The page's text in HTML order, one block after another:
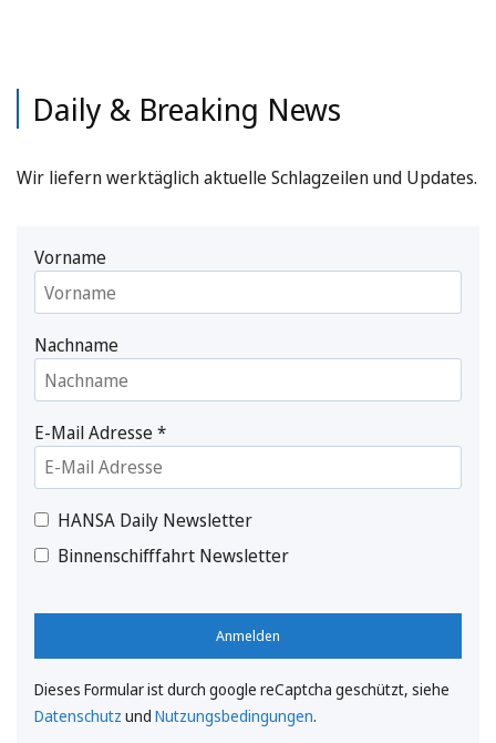
Daily & Breaking News
Wir liefern werktäglich aktuelle Schlagzeilen und Updates.
Vorname
Nachname
E-Mail Adresse*
HANSA Daily Newsletter
Binnenschifffahrt Newsletter
Anmelden
Dieses Formular ist durch google reCaptcha geschützt, siehe
Datenschutz und Nutzungsbedingungen.